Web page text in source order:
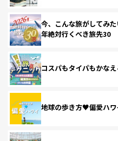
今、こんな旅がしてみ
年絶対行くべき旅先30
コスパもタイパもかな
地球の歩き方♥偏愛ハワ